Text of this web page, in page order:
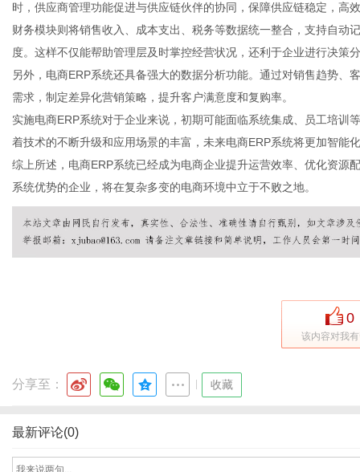
时，供应商管理功能促进与供应链伙伴的协同，保障供应链稳定，高
财务模块则将销售收入、成本支出、税务等数据统一整合，支持自动
度。这样不仅能帮助管理层及时掌控经营状况，还利于企业进行决策
另外，电商ERP系统还具备强大的数据分析功能。通过对销售趋势
需求，制定差异化营销策略，提升客户满意度和复购率。
实施电商ERP系统对于企业来说，初期可能面临系统集成、员工培训
着技术的不断升级和应用场景的丰富，未来电商ERP系统将更加智能
综上所述，电商ERP系统已经成为电商企业提升运营效率、优化资源
系统优势的企业，将在复杂多变的电商环境中立于不败之地。
0
该内容对我
分享至： 收藏
最新评论(0)